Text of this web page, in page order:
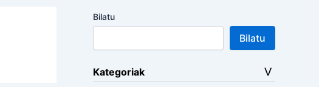
Bilatu
Bilatu
Kategoriak